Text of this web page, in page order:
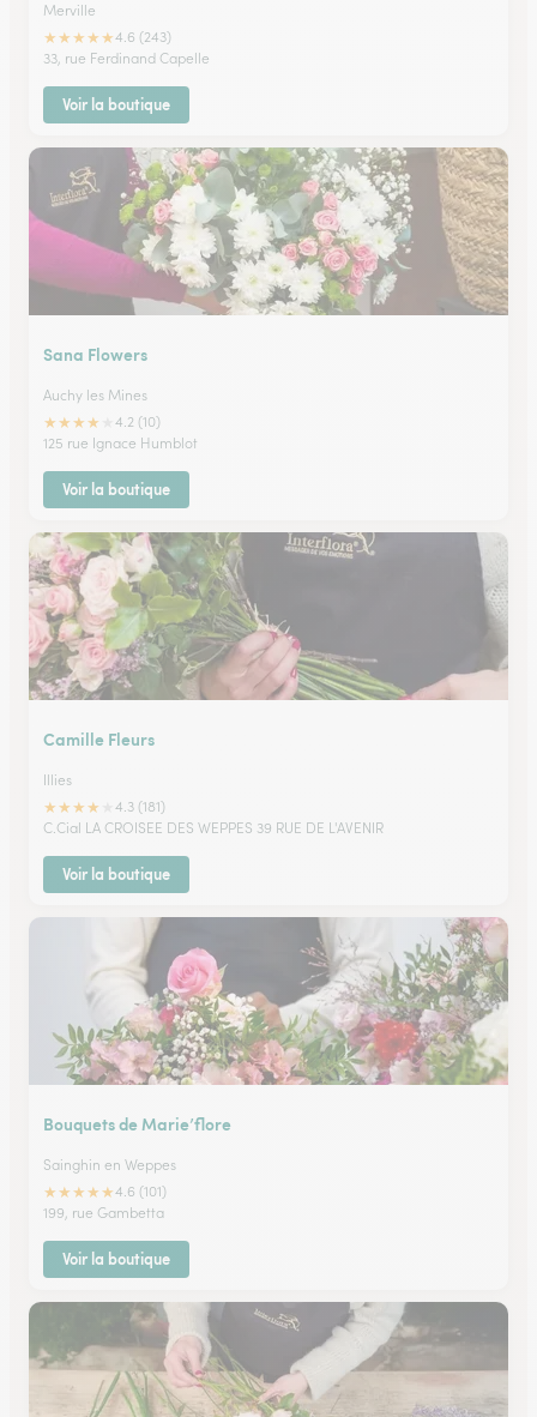
Merville
★★★★★4.6 (243)
33, rue Ferdinand Capelle
Voir la boutique
Sana Flowers
Auchy les Mines
★★★★
4.2 (10)
125 rue Ignace Humblot
Voir la boutique
Camille Fleurs
Illies
★★★★
4.3 (181)
C.Cial LA CROISEE DES WEPPES 39 RUE DE L'AVENIR
Voir la boutique
Bouquets de Marie’flore
Sainghin en Weppes
★★★★★4.6 (101)
199, rue Gambetta
Voir la boutique